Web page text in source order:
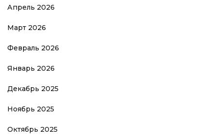
Апрель 2026
Март 2026
Февраль 2026
Январь 2026
Декабрь 2025
Ноябрь 2025
Октябрь 2025